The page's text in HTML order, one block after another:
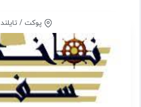
پوکت / تایلند